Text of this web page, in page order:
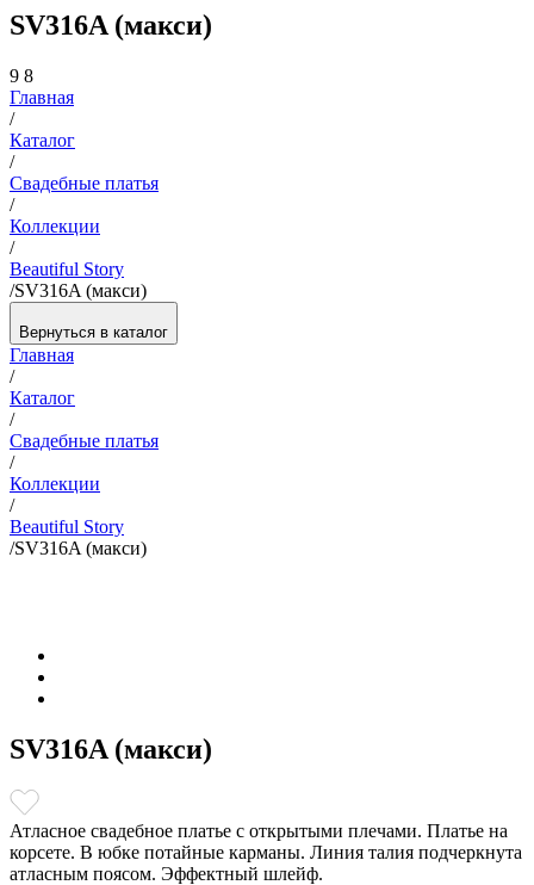
SV316A (макси)
9 8
Главная
/
Каталог
/
Свадебные платья
/
Коллекции
/
Beautiful Story
/SV316A (макси)
Вернуться в каталог
Главная
/
Каталог
/
Свадебные платья
/
Коллекции
/
Beautiful Story
/SV316A (макси)
SV316A (макси)
Атласное свадебное платье с открытыми плечами. Платье на
корсете. В юбке потайные карманы. Линия талия подчеркнута
атласным поясом. Эффектный шлейф.